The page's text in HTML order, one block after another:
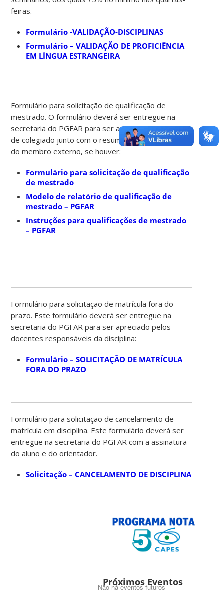
feiras.
Formulário -VALIDAÇÃO-DISCIPLINAS
Formulário – VALIDAÇÃO DE PROFICIÊNCIA
EM LÍNGUA ESTRANGEIRA
Formulário para solicitação de qualificação de
mestrado. O formulário deverá ser entregue na
secretaria do PGFAR para ser apreciado na reunião
de colegiado junto com o resumo do currículo lattes
do membro externo, se houver:
Formulário para solicitação de qualificação
de mestrado
Modelo de relatório de qualificação de
mestrado – PGFAR
Instruções para qualificações de mestrado
– PGFAR
Formulário para solicitação de matrícula fora do
prazo. Este formulário deverá ser entregue na
secretaria do PGFAR para ser apreciado pelos
docentes responsáveis da disciplina:
Formulário – SOLICITAÇÃO DE MATRÍCULA
FORA DO PRAZO
Formulário para solicitação de cancelamento de
matrícula em disciplina. Este formulário deverá ser
entregue na secretaria do PGFAR com a assinatura
do aluno e do orientador.
Solicitação – CANCELAMENTO DE DISCIPLINA
Próximos Eventos
Não há eventos futuros